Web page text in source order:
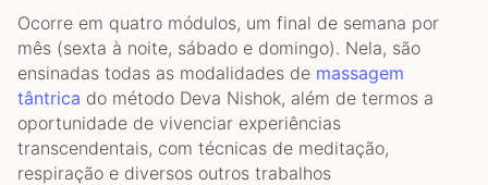
Ocorre em quatro módulos, um final de semana por
mês (sexta à noite, sábado e domingo). Nela, são
ensinadas todas as modalidades de massagem
tântrica do método Deva Nishok, além de termos a
oportunidade de vivenciar experiências
transcendentais, com técnicas de meditação,
respiração e diversos outros trabalhos